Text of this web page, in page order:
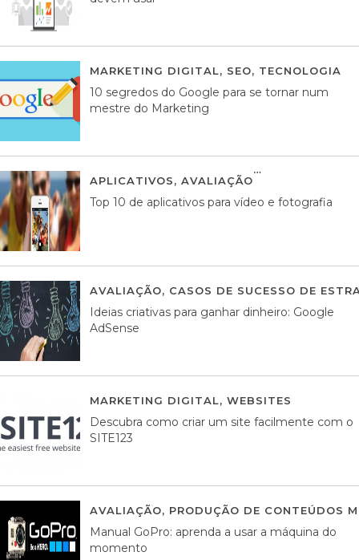
MARKETING DIGITAL, SEO, TECNOLOGIA
10 segredos do Google para se tornar num
mestre do Marketing
APLICATIVOS, AVALIAÇÃO
Top 10 de aplicativos para vídeo e fotografia
AVALIAÇÃO, CASOS DE SUCESSO DE
Ideias criativas para ganhar dinheiro: Google
AdSense
MARKETING DIGITAL, WEBSITES
Descubra como criar um site facilmente com o
SITE123
AVALIAÇÃO, PRODUÇÃO DE CONTEÚDOS
Manual GoPro: aprenda a usar a máquina do
momento